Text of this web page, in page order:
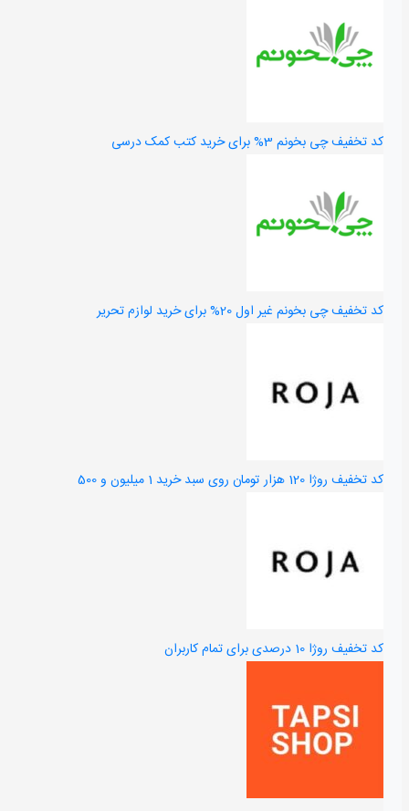
کد تخفیف چی بخونم 3% برای خرید کتب کمک درسی
کد تخفیف چی بخونم غیر اول 20% برای خرید لوازم تحریر
کد تخفیف روژا 120 هزار تومان روی سبد خرید 1 میلیون و 500
کد تخفیف روژا 10 درصدی برای تمام کاربران